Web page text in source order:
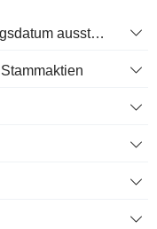
Gesamtzahl der am Einreichungsdatum ausstehenden Aktien